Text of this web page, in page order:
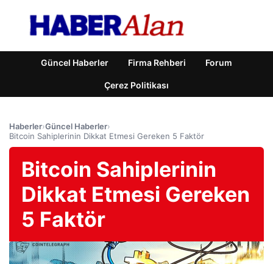
Güncel Haberler Firma Rehberi Forum
Çerez Politikası
Haberler›Güncel Haberler›
Bitcoin Sahiplerinin Dikkat Etmesi Gereken 5 Faktör
Bitcoin Sahiplerinin
Dikkat Etmesi Gereken
5 Faktör